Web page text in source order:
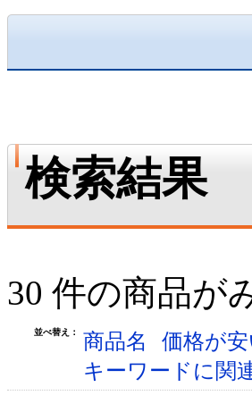
検索結果
30 件の商品が
並べ替え： 商品名 価格が
キーワードに関